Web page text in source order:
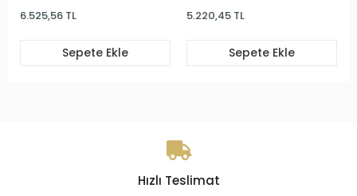
6.525,56 TL
Sepete Ekle
5.220,45 TL
Sepete Ekle
Hızlı Teslimat